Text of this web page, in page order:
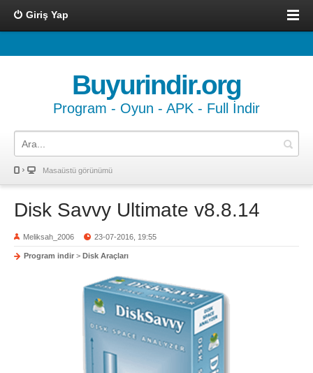
Giriş Yap
Buyurindir.org
Program - Oyun - APK - Full İndir
Masaüstü görünümü
Disk Savvy Ultimate v8.8.14
Meliksah_2006 23-07-2016, 19:55
Program indir > Disk Araçları